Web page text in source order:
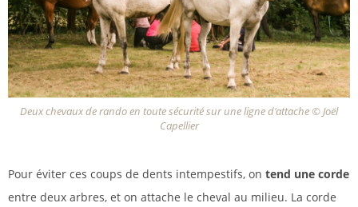
Deux chevaux de rando en toute sécurité sur une ligne d'attache © Joël
Capellier
Pour éviter ces coups de dents intempestifs, on tend une corde
entre deux arbres, et on attache le cheval au milieu. La corde